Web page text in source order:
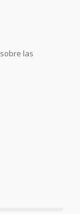
las